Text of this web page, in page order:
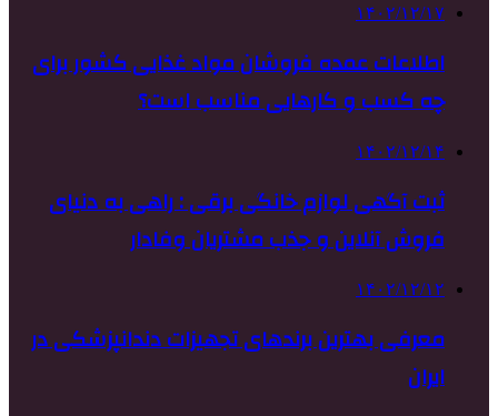
۱۴۰۲/۱۲/۱۷
اطلاعات عمده فروشان مواد غذایی کشور برای
چه کسب و کارهایی مناسب است؟
۱۴۰۲/۱۲/۱۴
ثبت آگهی لوازم خانگی برقی : راهی به دنیای
فروش آنلاین و جذب مشتریان وفادار
۱۴۰۲/۱۲/۱۲
معرفی بهترین برندهای تجهیزات دندانپزشکی در
ایران